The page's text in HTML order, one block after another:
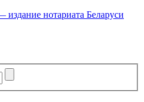
издание нотариата Беларуси